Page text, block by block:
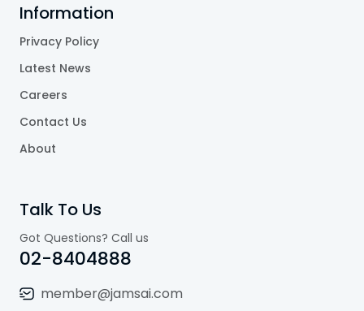
Information
Privacy Policy
Latest News
Careers
Contact Us
About
Talk To Us
Got Questions? Call us
02-8404888
member@jamsai.com